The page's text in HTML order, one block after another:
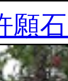
願